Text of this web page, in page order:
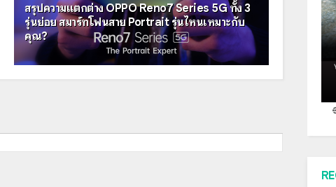
สรุปความแตกต่าง OPPO Reno7 Series 5G ทั้ง 3
รุ่นย่อย สมาร์ทโฟนสาย Portrait รุ่นไหนเหมาะกับ
คุณ?